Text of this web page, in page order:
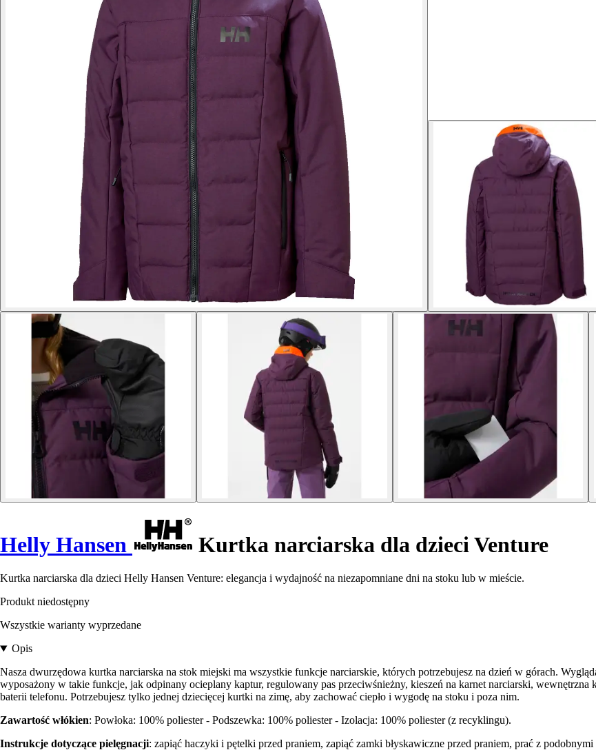
Helly Hansen Kurtka narciarska dla dzieci Venture
Kurtka narciarska dla dzieci Helly Hansen Venture: elegancja i wydajność na niezapomniane dni na stoku lub w mieście.
Produkt niedostępny
Wszystkie warianty wyprzedane
Opis
Nasza dwurzędowa kurtka narciarska na stok miejski ma wszystkie funkcje narciarskie, których potrzebujesz na dzień w górach.
wyposażony w takie funkcje, jak odpinany ocieplany kaptur, regulowany pas przeciwśnieżny, kieszeń na karnet narciarski,
baterii telefonu. Potrzebujesz tylko jednej dziecięcej kurtki na zimę, aby zachować ciepło i wygodę na stoku i poza nim.
Zawartość włókien: Powłoka: 100% poliester - Podszewka: 100% poliester - Izolacja: 100% poliester (z recyklingu).
Instrukcje dotyczące pielęgnacji: zapiąć haczyki i pętelki przed praniem, zapiąć zamki błyskawiczne przed praniem, prać z